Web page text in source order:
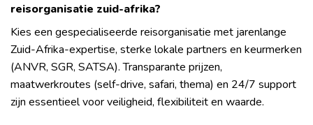
reisorganisatie zuid-afrika?
Kies een gespecialiseerde reisorganisatie met jarenlange
Zuid-Afrika-expertise, sterke lokale partners en keurmerken
(ANVR, SGR, SATSA). Transparante prijzen,
maatwerkroutes (self-drive, safari, thema) en 24/7 support
zijn essentieel voor veiligheid, flexibiliteit en waarde.